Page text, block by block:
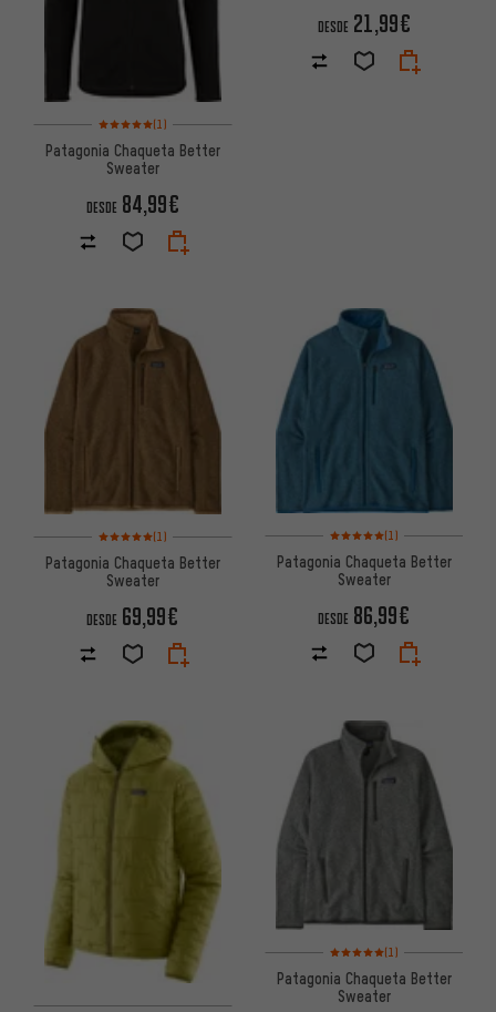
Valoración media: 5 de 5 basada en 1 reseñas
(1)
Patagonia Chaqueta Better
Sweater
DESDE 84,99€
DESDE 21,99€
Valoración media: 5 de 5 basada en 1 reseñas
(1)
Patagonia Chaqueta Better
Sweater
DESDE 69,99€
Valoración media: 5 de 5
(1)
Patagonia Chaqueta Better
Sweater
DESDE 86,99€
Valoración media: 5 de 5
(1)
Patagonia Chaqueta Better
Sweater